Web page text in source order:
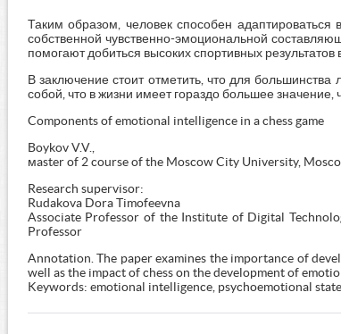
Таким образом, человек способен
собственной чувственно-эмоциональной
помогают добиться высоких спортивных результатов
В заключение стоит отметить, что для
собой, что в жизни имеет гораздо большее значение,
Components of emotional intelligence in a chess game
Boykov V.V.,
мaster of 2 course of the Moscow City University,
Research supervisor:
Rudakova Dora Timofeevna
Associate Professor of the Institute of Digital
Professor
Annotation. The paper examines the importance of
well as the impact of chess on the development of
Keywords: emotional intelligence, psychoemotional